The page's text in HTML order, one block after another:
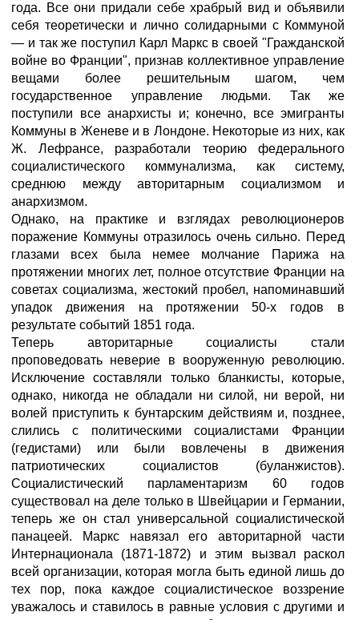
года. Все они придали себе храбрый вид и объявили
себя теоретически и лично солидарными с Коммуной
— и так же поступил Карл Маркс в своей "Гражданской
войне во Франции", признав коллективное управление
вещами более решительным шагом, чем
государственное управление людьми. Так же
поступили все анархисты и; конечно, все эмигранты
Коммуны в Женеве и в Лондоне. Некоторые из них, как
Ж. Лефрансе, разработали теорию федерального
социалистического коммунализма, как систему,
среднюю между авторитарным социализмом и
анархизмом.
Однако, на практике и взглядах революционеров
поражение Коммуны отразилось очень сильно. Перед
глазами всех была немее молчание Парижа на
протяжении многих лет, полное отсутствие Франции на
советах социализма, жестокий пробел, напоминавший
упадок движения на протяжении 50-х годов в
результате событий 1851 года.
Теперь авторитарные социалисты стали
проповедовать неверие в вооруженную революцию.
Исключение составляли только бланкисты, которые,
однако, никогда не обладали ни силой, ни верой, ни
волей приступить к бунтарским действиям и, позднее,
слились с политическими социалистами Франции
(гедистами) или были вовлечены в движения
патриотических социалистов (буланжистов).
Социалистический парламентаризм 60 годов
существовал на деле только в Швейцарии и Германии,
теперь же он стал универсальной социалистической
панацеей. Маркс навязал его авторитарной части
Интернационала (1871-1872) и этим вызвал раскол
всей организации, которая могла быть единой лишь до
тех пор, пока каждое социалистическое воззрение
уважалось и ставилось в равные условия с другими и